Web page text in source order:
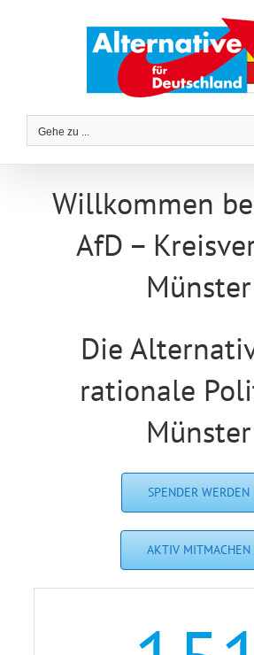
Gehe zu ...
Willkommen
AfD –
Münster
Die
rationale
Münster
SPENDER WERDEN
AKTIV MITMACHEN